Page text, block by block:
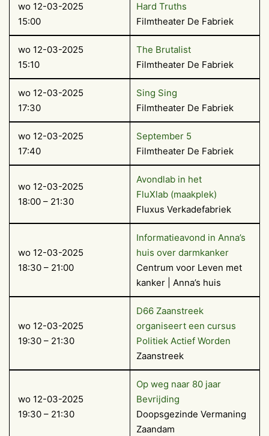
wo 12-03-2025
15:00
Hard Truths
Filmtheater De Fabriek
wo 12-03-2025
15:10
The Brutalist
Filmtheater De Fabriek
wo 12-03-2025
17:30
Sing Sing
Filmtheater De Fabriek
wo 12-03-2025
17:40
September 5
Filmtheater De Fabriek
wo 12-03-2025
18:00 – 21:30
Avondlab in het
FluXlab (maakplek)
Fluxus Verkadefabriek
wo 12-03-2025
18:30 – 21:00
Informatieavond in Anna’s
huis over darmkanker
Centrum voor Leven met
kanker | Anna’s huis
wo 12-03-2025
19:30 – 21:30
D66 Zaanstreek
organiseert een cursus
Politiek Actief Worden
Zaanstreek
wo 12-03-2025
19:30 – 21:30
Op weg naar 80 jaar
Bevrijding
Doopsgezinde Vermaning
Zaandam